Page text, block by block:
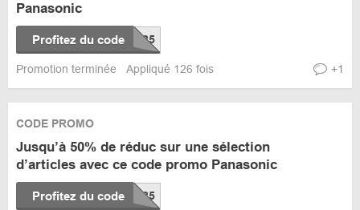
Panasonic
Profitez du code
Promotion terminée Appliqué 126 fois +1
CODE PROMO
Jusqu’à 50% de réduc sur une sélection
d’articles avec ce code promo Panasonic
Profitez du code